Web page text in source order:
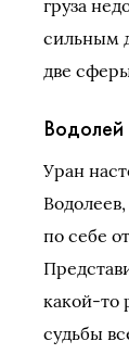
груза
сильным
две
Водолей
Уран
по себе
какой-то
судьбы